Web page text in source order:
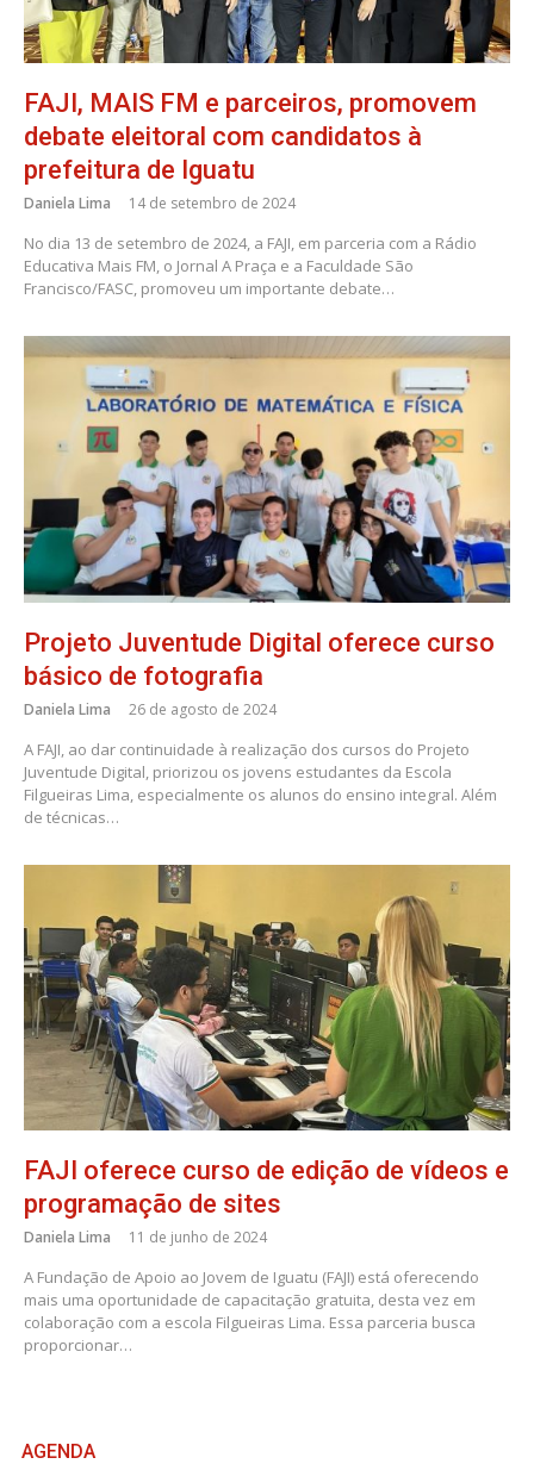
FAJI, MAIS FM e parceiros, promovem
debate eleitoral com candidatos à
prefeitura de Iguatu
Daniela Lima 14 de setembro de 2024
No dia 13 de setembro de 2024, a FAJI, em parceria com a Rádio
Educativa Mais FM, o Jornal A Praça e a Faculdade São
Francisco/FASC, promoveu um importante debate…
Projeto Juventude Digital oferece curso
básico de fotografia
Daniela Lima 26 de agosto de 2024
A FAJI, ao dar continuidade à realização dos cursos do Projeto
Juventude Digital, priorizou os jovens estudantes da Escola
Filgueiras Lima, especialmente os alunos do ensino integral. Além
de técnicas…
FAJI oferece curso de edição de vídeos e
programação de sites
Daniela Lima 11 de junho de 2024
A Fundação de Apoio ao Jovem de Iguatu (FAJI) está oferecendo
mais uma oportunidade de capacitação gratuita, desta vez em
colaboração com a escola Filgueiras Lima. Essa parceria busca
proporcionar…
AGENDA